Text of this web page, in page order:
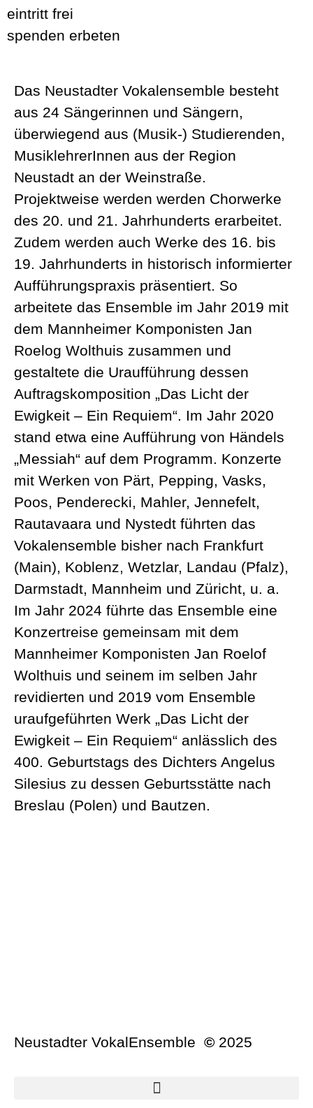
eintritt frei
spenden erbeten
Das Neustadter Vokalensemble besteht
aus 24 Sängerinnen und Sängern,
überwiegend aus (Musik-) Studierenden,
MusiklehrerInnen aus der Region
Neustadt an der Weinstraße.
Projektweise werden werden Chorwerke
des 20. und 21. Jahrhunderts erarbeitet.
Zudem werden auch Werke des 16. bis
19. Jahrhunderts in historisch informierter
Aufführungspraxis präsentiert. So
arbeitete das Ensemble im Jahr 2019 mit
dem Mannheimer Komponisten Jan
Roelog Wolthuis zusammen und
gestaltete die Uraufführung dessen
Auftragskomposition „Das Licht der
Ewigkeit – Ein Requiem“. Im Jahr 2020
stand etwa eine Aufführung von Händels
„Messiah“ auf dem Programm. Konzerte
mit Werken von Pärt, Pepping, Vasks,
Poos, Penderecki, Mahler, Jennefelt,
Rautavaara und Nystedt führten das
Vokalensemble bisher nach Frankfurt
(Main), Koblenz, Wetzlar, Landau (Pfalz),
Darmstadt, Mannheim und Züricht, u. a.
Im Jahr 2024 führte das Ensemble eine
Konzertreise gemeinsam mit dem
Mannheimer Komponisten Jan Roelof
Wolthuis und seinem im selben Jahr
revidierten und 2019 vom Ensemble
uraufgeführten Werk „Das Licht der
Ewigkeit – Ein Requiem“ anlässlich des
400. Geburtstags des Dichters Angelus
Silesius zu dessen Geburtsstätte nach
Breslau (Polen) und Bautzen.
Neustadter VokalEnsemble © 2025